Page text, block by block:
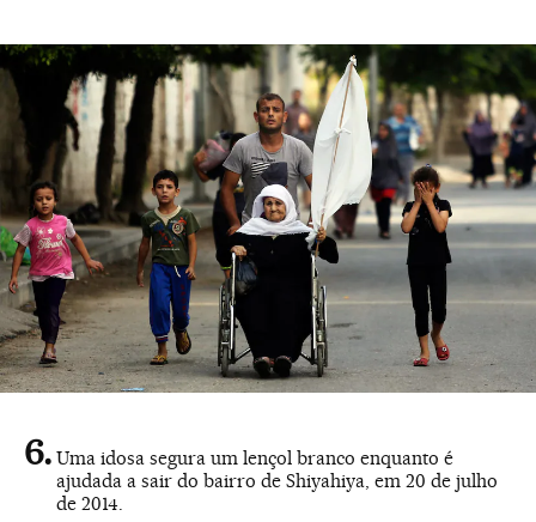
Uma idosa segura um lençol branco enquanto é
ajudada a sair do bairro de Shiyahiya, em 20 de julho
de 2014.